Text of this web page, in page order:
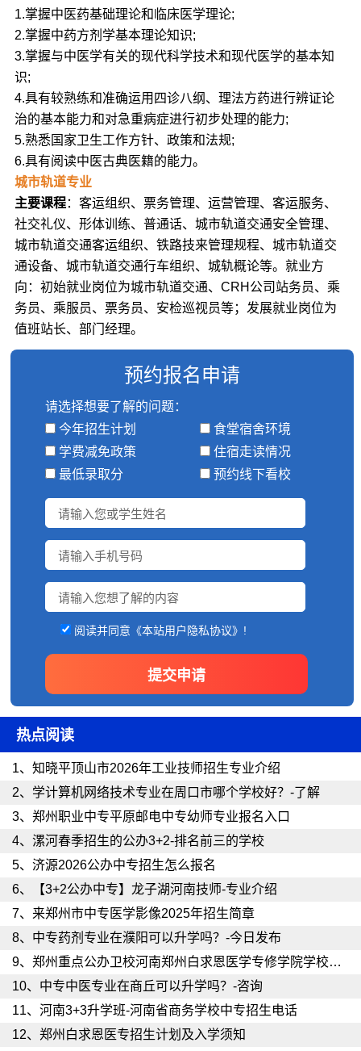
1.掌握中医药基础理论和临床医学理论;
2.掌握中药方剂学基本理论知识;
3.掌握与中医学有关的现代科学技术和现代医学的基本知
识;
4.具有较熟练和准确运用四诊八纲、理法方药进行辨证论
治的基本能力和对急重病症进行初步处理的能力;
5.熟悉国家卫生工作方针、政策和法规;
6.具有阅读中医古典医籍的能力。
城市轨道专业
主要课程：客运组织、票务管理、运营管理、客运服务、
社交礼仪、形体训练、普通话、城市轨道交通安全管理、
城市轨道交通客运组织、铁路技来管理规程、城市轨道交
通设备、城市轨道交通行车组织、城轨概论等。就业方
向：初始就业岗位为城市轨道交通、CRH公司站务员、乘
务员、乘服员、票务员、安检巡视员等；发展就业岗位为
值班站长、部门经理。
预约报名申请
请选择想要了解的问题：
今年招生计划
食堂宿舍环境
学费减免政策
住宿走读情况
最低录取分
预约线下看校
阅读并同意《本站用户隐私协议》!
热点阅读
1、 知晓平顶山市2026年工业技师招生专业介绍
2、 学计算机网络技术专业在周口市哪个学校好？-了解
3、 郑州职业中专平原邮电中专幼师专业报名入口
4、 漯河春季招生的公办3+2-排名前三的学校
5、 济源2026公办中专招生怎么报名
6、
【3+2公办中专】龙子湖河南技师-专业介绍
7、 来郑州市中专医学影像2025年招生简章
8、 中专药剂专业在濮阳可以升学吗？-今日发布
9、 郑州重点公办卫校河南郑州白求恩医学专修学院学校电话
10、 中专中医专业在商丘可以升学吗？-咨询
11、 河南3+3升学班-河南省商务学校中专招生电话
12、 郑州白求恩医专招生计划及入学须知